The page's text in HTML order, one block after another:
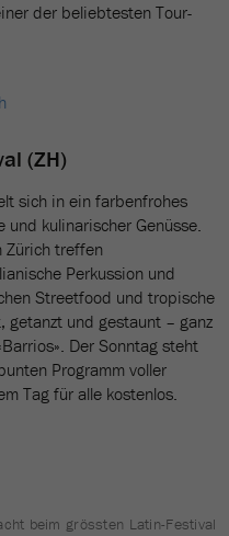
der beliebtesten Tour-
(ZH)
sich in ein farbenfrohes
und kulinarischer Genüsse.
Zürich treffen
Perkussion und
Streetfood und tropische
getanzt und gestaunt – ganz
Der Sonntag steht
Programm voller
Tag für alle kostenlos.
beim grössten Latin-Festival